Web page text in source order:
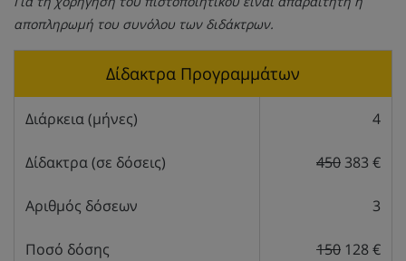
αποπληρωμή του συνόλου των διδάκτρων.
Δίδακτρα Προγραμμάτων
Διάρκεια (μήνες) 4
Δίδακτρα (σε δόσεις) 450 383 €
Αριθμός δόσεων 3
Ποσό δόσης 150 128 €